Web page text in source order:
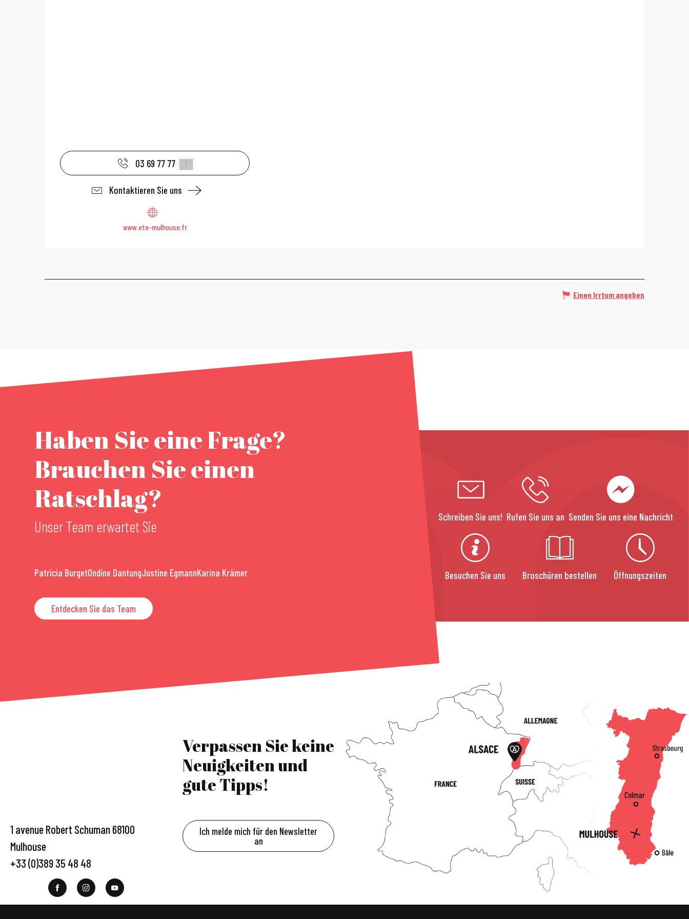
03 69 77 77 ▒▒
Kontaktieren Sie uns
www.ete-mulhouse.fr
Einen Irrtum angeben
Haben Sie eine Frage?
Brauchen Sie einen
Ratschlag?
Unser Team erwartet Sie
Patricia BurgetOndine DantungJustine EgmannKarina Krämer
Entdecken Sie das Team
Schreiben Sie uns! Rufen Sie uns an Senden Sie uns eine Nachricht
Besuchen Sie uns Broschüren bestellen Öffnungszeiten
1 avenue Robert Schuman 68100
Mulhouse
+33 (0)389 35 48 48
Verpassen Sie keine
Neuigkeiten und
gute Tipps!
Ich melde mich für den Newsletter
an